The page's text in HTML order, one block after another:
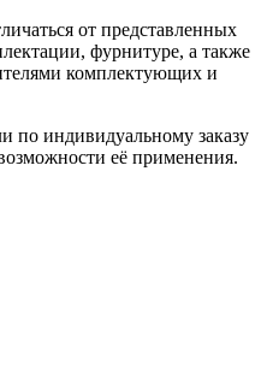
от представленных
фурнитуре, а также
комплектующих и
по индивидуальному заказу
её применения.